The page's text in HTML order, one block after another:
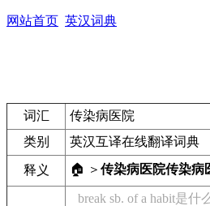
网站首页 英汉词典
词汇
传染病医院
类别
英汉互译在线翻译词典
释义 🏠 ＞ 传染病医院传染病
break sb. of a habit是什